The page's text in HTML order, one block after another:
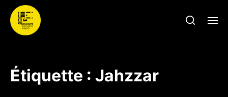
Étiquette : Jahzzar